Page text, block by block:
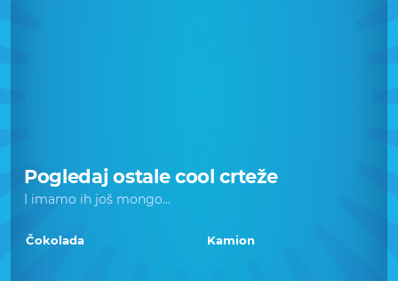
Pogledaj ostale cool crteže
I imamo ih još mongo...
Čokolada Kamion